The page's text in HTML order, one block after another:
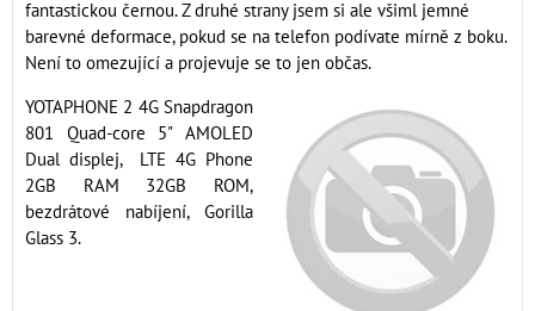
fantastickou černou. Z druhé strany jsem si ale všiml jemné
barevné deformace, pokud se na telefon podívate mírně z boku.
Není to omezující a projevuje se to jen občas.
YOTAPHONE 2 4G Snapdragon
801 Quad-core 5" AMOLED
Dual displej, LTE 4G Phone
2GB RAM 32GB ROM,
bezdrátové nabíjení, Gorilla
Glass 3.